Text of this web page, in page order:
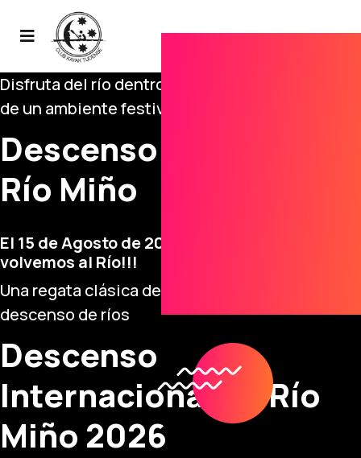
Disfruta del río dentro
de un ambiente festivo
Descenso Popular do
Río Miño
El 15 de Agosto de 2026,
volvemos al Río!!!
Una regata clásica de
descenso de ríos
Descenso
Internacional do Río
Miño 2026